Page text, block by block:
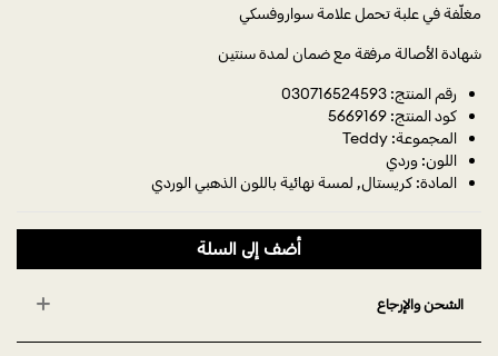
مغلّفة في علبة تحمل علامة سواروفسكي
شهادة الأصالة مرفقة مع ضمان لمدة سنتين
رقم المنتج: 030716524593
كود المنتج: 5669169
المجموعة: Teddy
اللون: وردي
المادة: كريستال, لمسة نهائية باللون الذهبي الوردي
أضف إلى السلة
الشحن والإرجاع